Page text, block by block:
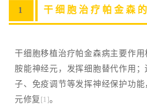
1 干细胞治疗帕金森
干细胞移植治疗帕金森病主要作
胺能神经元，发挥细胞替代作用
子、免疫调节等发挥神经保护功
元修复 [1]。